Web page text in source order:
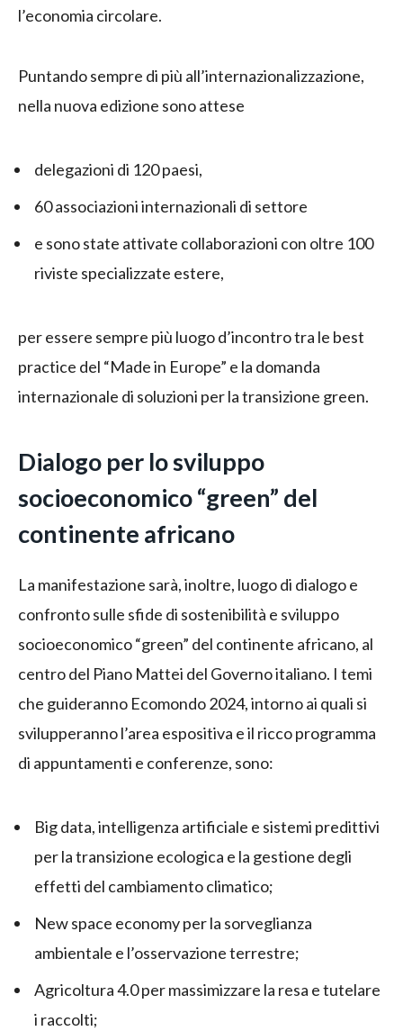
l’economia circolare.
Puntando sempre di più all’internazionalizzazione,
nella nuova edizione sono attese
delegazioni di 120 paesi,
60 associazioni internazionali di settore
e sono state attivate collaborazioni con oltre 100
riviste specializzate estere,
per essere sempre più luogo d’incontro tra le best
practice del “Made in Europe” e la domanda
internazionale di soluzioni per la transizione green.
Dialogo per lo sviluppo
socioeconomico “green” del
continente africano
La manifestazione sarà, inoltre, luogo di dialogo e
confronto sulle sfide di sostenibilità e sviluppo
socioeconomico “green” del continente africano, al
centro del Piano Mattei del Governo italiano. I temi
che guideranno Ecomondo 2024, intorno ai quali si
svilupperanno l’area espositiva e il ricco programma
di appuntamenti e conferenze, sono:
Big data, intelligenza artificiale e sistemi predittivi
per la transizione ecologica e la gestione degli
effetti del cambiamento climatico;
New space economy per la sorveglianza
ambientale e l’osservazione terrestre;
Agricoltura 4.0 per massimizzare la resa e tutelare
i raccolti;